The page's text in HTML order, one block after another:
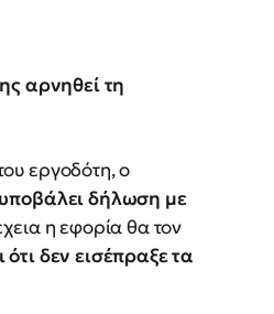
αρνηθεί τη
εργοδότη, ο
υποβάλει δήλωση με
η εφορία θα τον
δεν εισέπραξε τα